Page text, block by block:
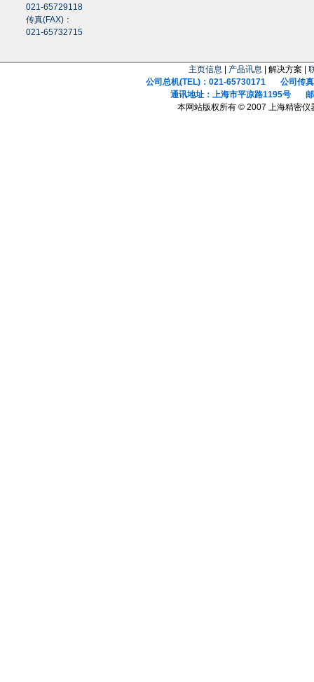
021-65729118
传真(FAX)：
021-65732715
主页信息 产品讯息 | 解决方案 |
公司总机(TEL)：021-65730171 公司传真
通讯地址：上海市平凉路1195号 邮
本网站版权所有 © 2007 上海精密仪